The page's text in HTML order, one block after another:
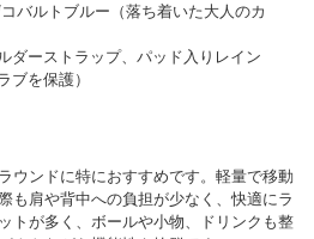
バルトブルー（落ち着いた大人のカ
ダーストラップ、パッド入りレイン
ブを保護）
ウンドに特におすすめです。軽量で移動
も肩や背中への負担が少なく、快適にラ
トが多く、ボールや小物、ドリンクも整